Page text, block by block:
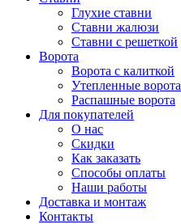
Глухие ставни
Ставни жалюзи
Ставни с решеткой
Ворота
Ворота с калиткой
Утепленные ворота
Распашные ворота
Для покупателей
О нас
Скидки
Как заказать
Способы оплаты
Наши работы
Доставка и монтаж
Контакты